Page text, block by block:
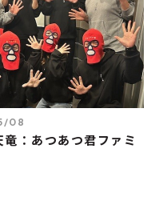
08
竜：あつあつ君ファミ